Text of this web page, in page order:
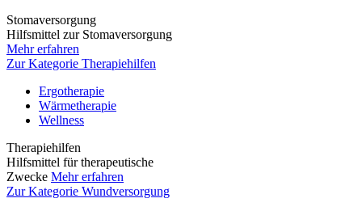
Stomaversorgung
Hilfsmittel zur Stomaversorgung
Mehr erfahren
Zur Kategorie Therapiehilfen
Ergotherapie
Wärmetherapie
Wellness
Therapiehilfen
Hilfsmittel für therapeutische
Zwecke Mehr erfahren
Zur Kategorie Wundversorgung